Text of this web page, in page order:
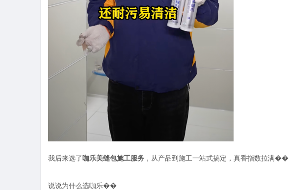
我后来选了 咖乐美缝包施工服务 ，从产品到施工一站式搞定，真香指数拉满��
说说为什么选咖乐��